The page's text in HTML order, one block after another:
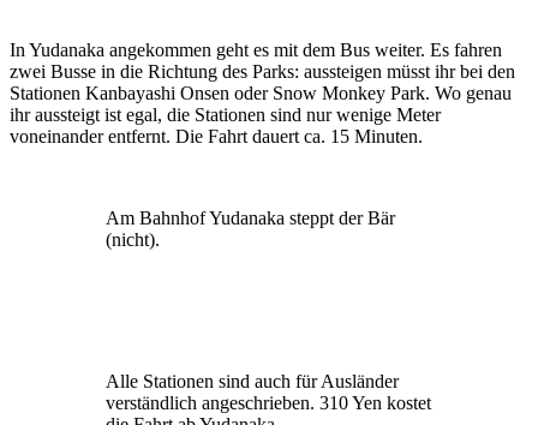
In Yudanaka angekommen geht es mit dem Bus weiter. Es fahren
zwei Busse in die Richtung des Parks: aussteigen müsst ihr bei den
Stationen Kanbayashi Onsen oder Snow Monkey Park. Wo genau
ihr aussteigt ist egal, die Stationen sind nur wenige Meter
voneinander entfernt. Die Fahrt dauert ca. 15 Minuten.
Am Bahnhof Yudanaka steppt der Bär
(nicht).
Alle Stationen sind auch für Ausländer
verständlich angeschrieben. 310 Yen kostet